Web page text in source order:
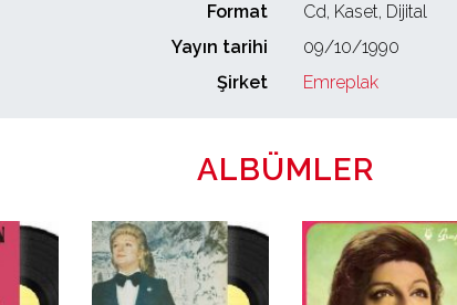
Format
Cd, Kaset, Dijital
Yayın tarihi
09/10/1990
Şirket
Emreplak
ALBÜMLER